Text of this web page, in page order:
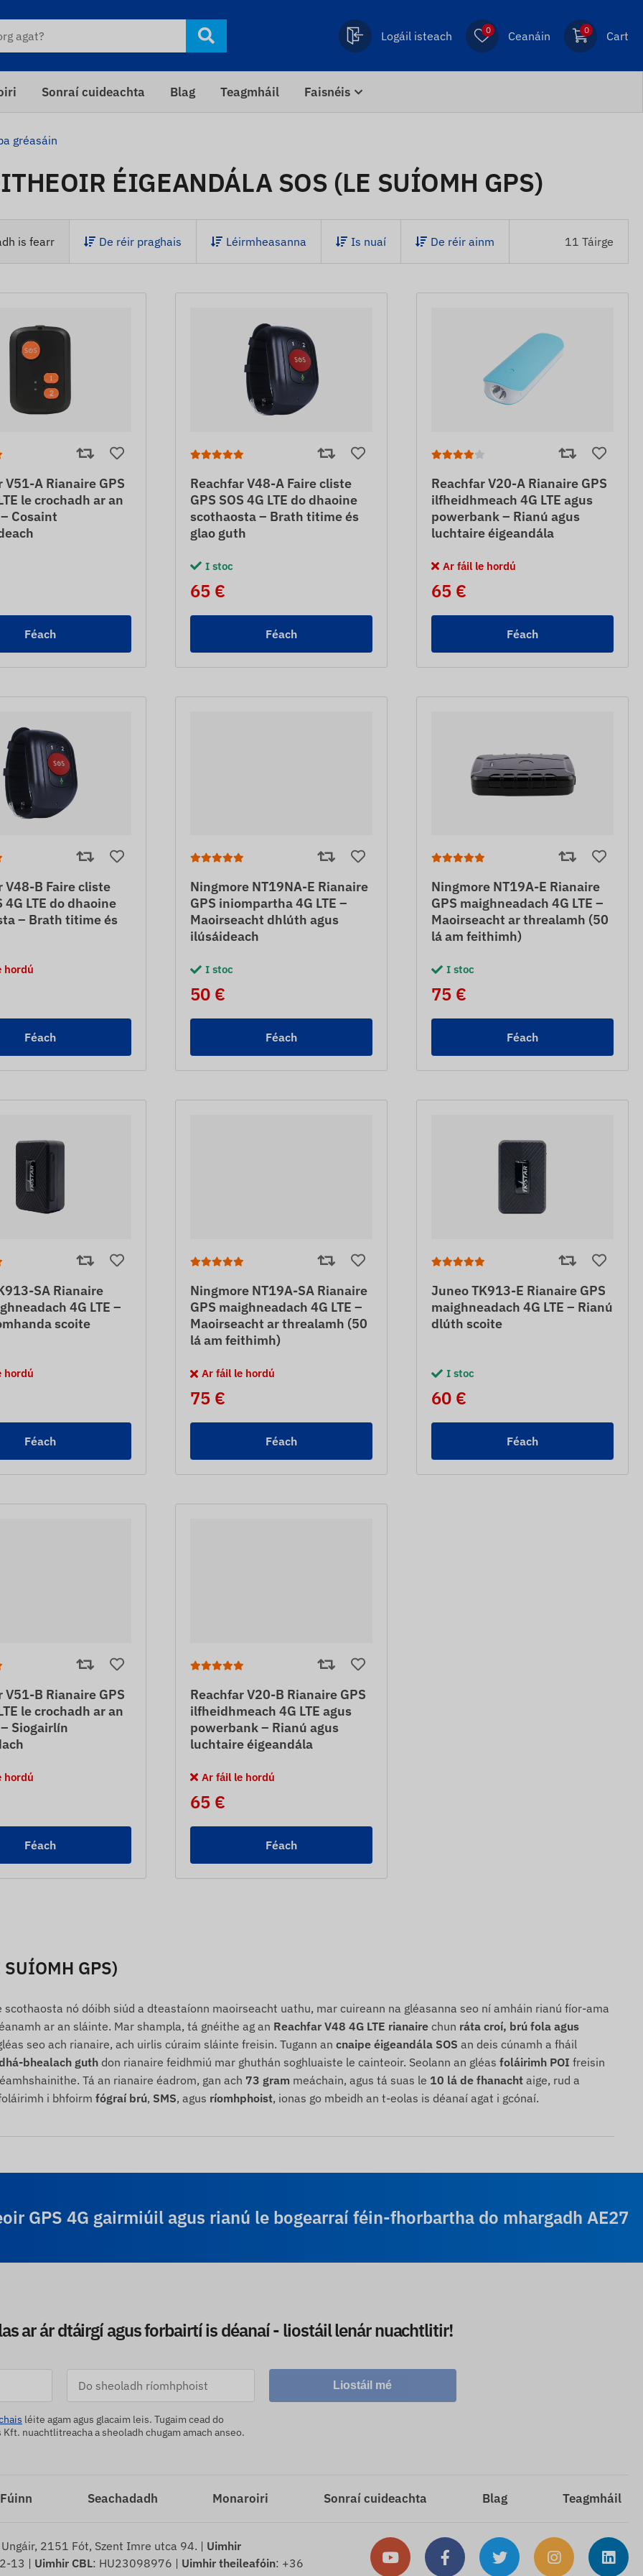
Logáil isteach 0 Ceanáin 0 Cart
Sonraí cuideachta Blag Teagmháil Faisnéis
gréasáin
ÉIGEANDÁLA SOS (LE SUÍOMH GPS)
is fearr De réir praghais Léirmheasanna Is nuaí De réir ainm 11 Táirge
V51-A Rianaire GPS
le crochadh ar an
Cosaint
Féach
Reachfar V48-A Faire cliste
GPS SOS 4G LTE do dhaoine
scothaosta – Brath titime és
glao guth
I stoc
65 €
Féach
Reachfar V20-A Rianaire GPS
ilfheidhmeach 4G LTE agus
powerbank – Rianú agus
luchtaire éigeandála
Ar fáil le hordú
65 €
Féach
V48-B Faire cliste
4G LTE do dhaoine
– Brath titime és
hordú
Féach
Ningmore NT19NA-E Rianaire
GPS iniompartha 4G LTE –
Maoirseacht dhlúth agus
ilúsáideach
I stoc
50 €
Féach
Ningmore NT19A-E Rianaire
GPS maighneadach 4G LTE –
Maoirseacht ar threalamh (50
lá am feithimh)
I stoc
75 €
Féach
SA Rianaire
4G LTE –
scoite
hordú
Féach
Ningmore NT19A-SA Rianaire
GPS maighneadach 4G LTE –
Maoirseacht ar threalamh (50
lá am feithimh)
Ar fáil le hordú
75 €
Féach
Juneo TK913-E Rianaire GPS
maighneadach 4G LTE – Rianú
dlúth scoite
I stoc
60 €
Féach
V51-B Rianaire GPS
le crochadh ar an
Siogairlín
hordú
Féach
Reachfar V20-B Rianaire GPS
ilfheidhmeach 4G LTE agus
powerbank – Rianú agus
luchtaire éigeandála
Ar fáil le hordú
65 €
Féach
GPS)
nó dóibh siúd a dteastaíonn maoirseacht uathu, mar cuireann na gléasanna seo ní amháin rianú fíor-ama
ar an sláinte. Mar shampla, tá gnéithe ag an Reachfar V48 4G LTE rianaire chun ráta croí, brú fola agus
seo ach rianaire, ach uirlis cúraim sláinte freisin. Tugann an cnaipe éigeandála SOS an deis cúnamh a fháil
bhealach guthdon rianaire feidhmiú mar ghuthán soghluaiste le cainteoir. Seolann an gléas foláirimh POI freisin
Tá an rianaire éadrom, gan ach 73 gram meáchain, agus tá suas le 10 lá de fhanacht aige, rud a
i bhfoirm fógraí brú, SMS, agus ríomhphoist, ionas go mbeidh an t-eolas is déanaí agat i gcónaí.
GPS 4G gairmiúil agus rianú le bogearraí féin-fhorbartha do mhargadh AE27
ar ár dtáirgí agus forbairtí is déanaí - liostáil lenár nuachtlitir!
Liostáil mé
léite agam agus glacaim leis. Tugaim cead do
nuachtlitreacha a sheoladh chugam amach anseo.
Fúinn Seachadadh Monaroiri Sonraí cuideachta Blag Teagmháil
Ungáir, 2151 Fót, Szent Imre utca 94. | Uimhir
13 | Uimhir CBL: HU23098976 | Uimhir theileafóin: +36